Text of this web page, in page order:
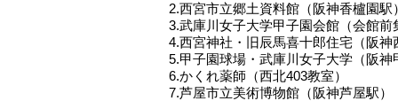
2.西宮市立郷土資料館（阪神香櫨園駅
3.武庫川女子大学甲子園会館（会館前
4.西宮神社・旧辰馬喜十郎住宅（阪神
5.甲子園球場・武庫川女子大学（阪神
6.かくれ薬師（西北403教室）
7.芦屋市立美術博物館（阪神芦屋駅）